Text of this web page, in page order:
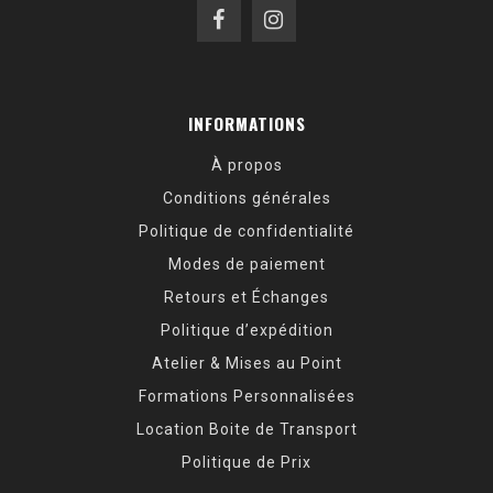
INFORMATIONS
À propos
Conditions générales
Politique de confidentialité
Modes de paiement
Retours et Échanges
Politique d’expédition
Atelier & Mises au Point
Formations Personnalisées
Location Boite de Transport
Politique de Prix